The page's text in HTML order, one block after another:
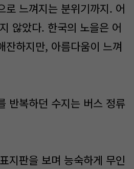
로 느껴지는 분위기까지. 어
않았다. 한국의 노을은 어
잔하지만, 아름다움이 느껴
반복하던 수지는 버스 정류
지판을 보며 능숙하게 무인